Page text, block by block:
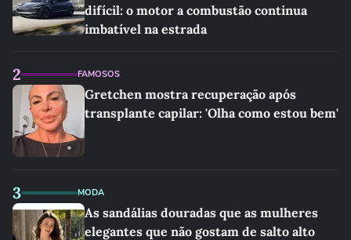
difícil: o motor a combustão continua
imbatível na estrada
2 FAMOSOS
Gretchen mostra recuperação após
transplante capilar: 'Olha como estou bem'
3 MODA
As sandálias douradas que as mulheres
elegantes que não gostam de salto alto